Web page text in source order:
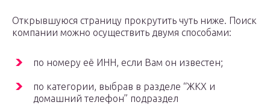
Открывшуюся страницу прокрутить чуть ниже. Поиск
компании можно осуществить двумя способами:
по номеру её ИНН, если Вам он известен;
по категории, выбрав в разделе “ЖКХ и
домашний телефон” подраздел